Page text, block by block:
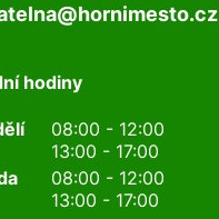
hodiny
08:00 - 12:00
13:00 - 17:00
08:00 - 12:00
13:00 - 17:00